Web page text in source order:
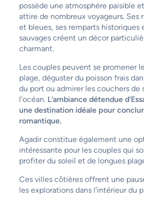
possède une atmosphère paisible
attire de nombreux voyageurs. Ses
et bleues, ses remparts historiques
sauvages créent un décor
charmant.
Les couples peuvent se promener
plage, déguster du poisson frais
du port ou admirer les couchers de
l’océan. L’ambiance détendue
une destination idéale pour
romantique.
Agadir constitue également une
intéressante pour les couples qui
profiter du soleil et de longues
Ces villes côtières offrent une
les explorations dans l’intérieur du